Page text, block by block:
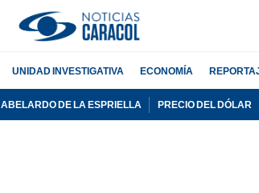
UNIDAD INVESTIGATIVA ECONOMÍA
ABELARDO DE LA ESPRIELLA PRECIO DEL DÓLAR